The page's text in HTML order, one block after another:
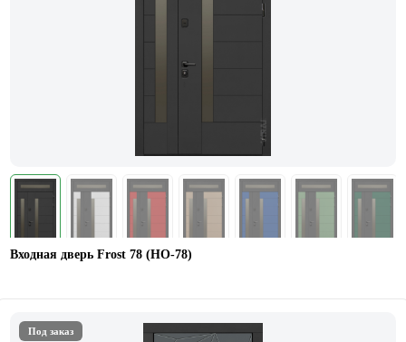
Входная дверь Frost 78 (НО-78)
Под заказ